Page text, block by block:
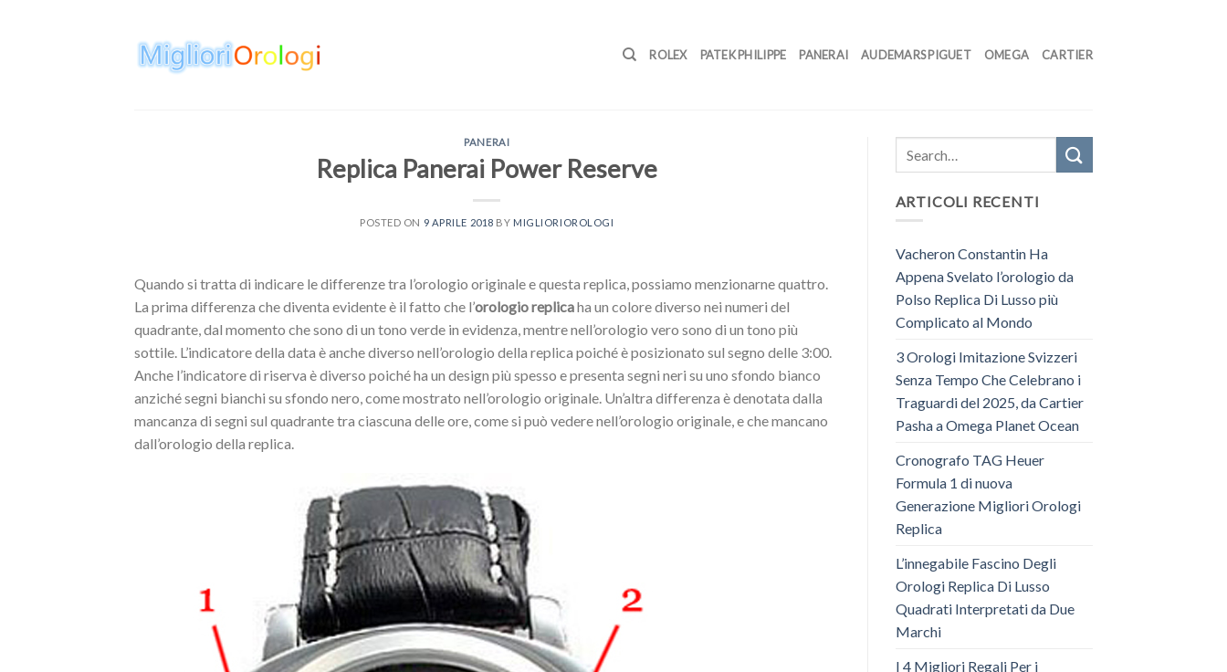
ROLEX PATEK PHILIPPE PANERAI AUDEMARS PIGUET OMEGA CARTIER
PANERAI
Replica Panerai Power Reserve
POSTED ON 9 APRILE 2018 BY MIGLIORIOROLOGI
Quando si tratta di indicare le differenze tra l’orologio originale e questa replica, possiamo menzionarne quattro.
La prima differenza che diventa evidente è il fatto che l’orologio replicaha un colore diverso nei numeri del
quadrante, dal momento che sono di un tono verde in evidenza, mentre nell’orologio vero sono di un tono più
sottile. L’indicatore della data è anche diverso nell’orologio della replica poiché è posizionato sul segno delle 3:00.
Anche l’indicatore di riserva è diverso poiché ha un design più spesso e presenta segni neri su uno sfondo bianco
anziché segni bianchi su sfondo nero, come mostrato nell’orologio originale. Un’altra differenza è denotata dalla
mancanza di segni sul quadrante tra ciascuna delle ore, come si può vedere nell’orologio originale, e che mancano
dall’orologio della replica.
ARTICOLI RECENTI
Vacheron Constantin Ha
Appena Svelato l’orologio da
Polso Replica Di Lusso più
Complicato al Mondo
3 Orologi Imitazione Svizzeri
Senza Tempo Che Celebrano i
Traguardi del 2025, da Cartier
Pasha a Omega Planet Ocean
Cronografo TAG Heuer
Formula 1 di nuova
Generazione Migliori Orologi
Replica
L’innegabile Fascino Degli
Orologi Replica Di Lusso
Quadrati Interpretati da Due
Marchi
I 4 Migliori Regali Per i